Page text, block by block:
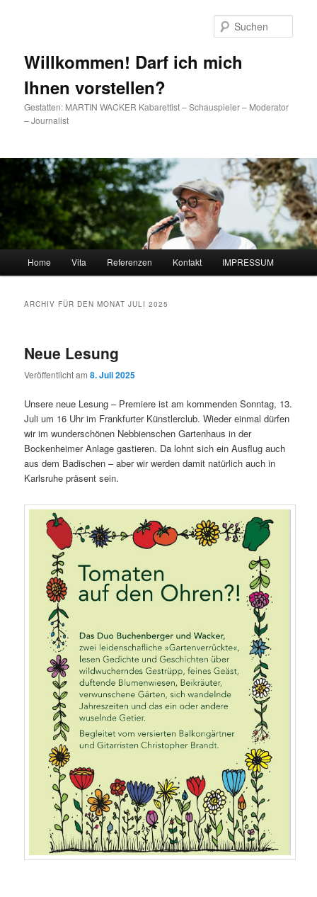
Willkommen! Darf ich mich
Ihnen vorstellen?
Gestatten: MARTIN WACKER Kabarettist – Schauspieler – Moderator
– Journalist
Zum Inhalt wechseln
Zum sekundären Inhalt wechseln
Home Vita Referenzen Kontakt IMPRESSUM
ARCHIV FÜR DEN MONATJULI 2025
Neue Lesung
Veröffentlicht am8. Juli 2025
Unsere neue Lesung – Premiere ist am kommenden Sonntag, 13.
Juli um 16 Uhr im Frankfurter Künstlerclub. Wieder einmal dürfen
wir im wunderschönen Nebbienschen Gartenhaus in der
Bockenheimer Anlage gastieren. Da lohnt sich ein Ausflug auch
aus dem Badischen – aber wir werden damit natürlich auch in
Karlsruhe präsent sein.